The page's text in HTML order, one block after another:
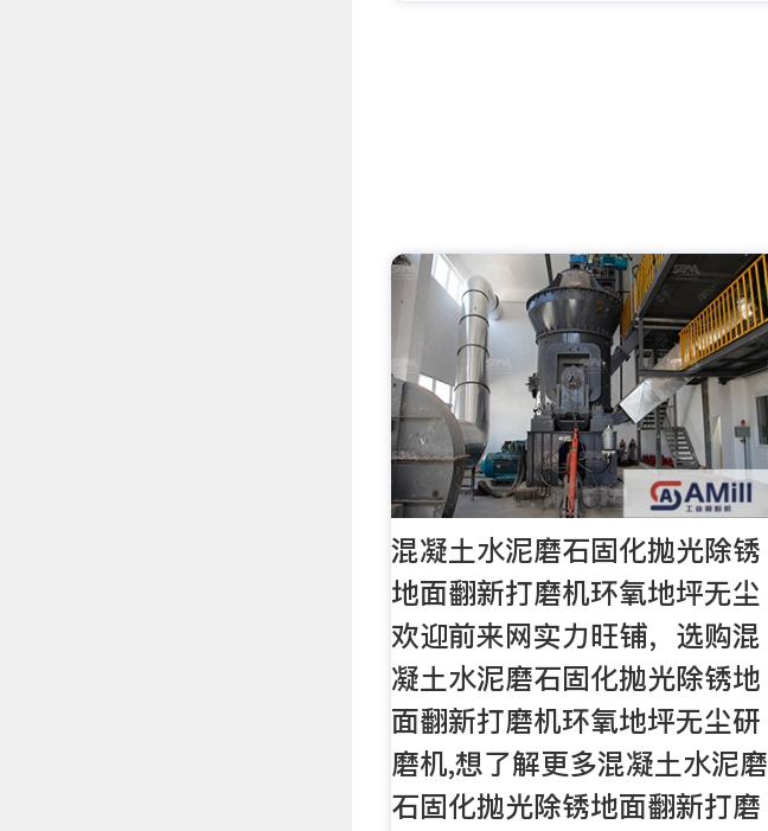
混凝土水泥磨石固化抛光除锈
地面翻新打磨机环氧地坪无尘
欢迎前来网实力旺铺，选购混
凝土水泥磨石固化抛光除锈地
面翻新打磨机环氧地坪无尘研
磨机,想了解更多混凝土水泥磨
石固化抛光除锈地面翻新打磨